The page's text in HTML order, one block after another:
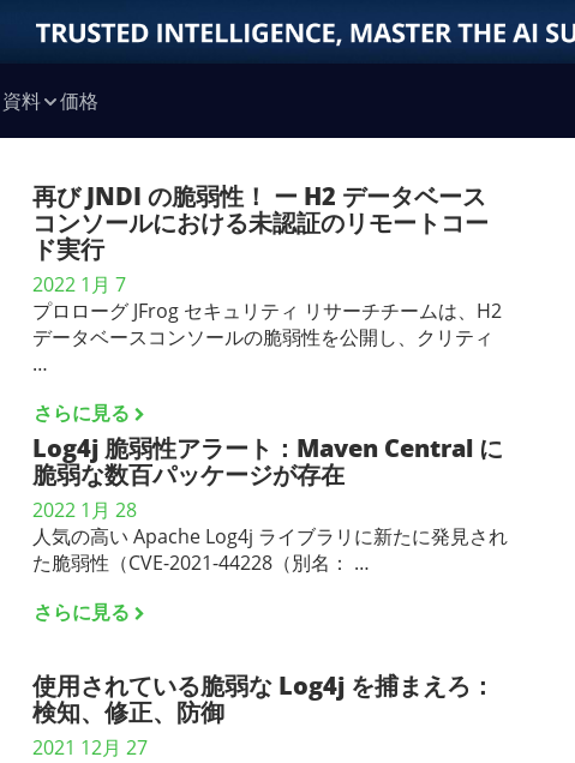
資料 価格
再び JNDI の脆弱性！ ー H2 データベース
コンソールにおける未認証のリモートコー
ド実行
2022 1月 7
プロローグ JFrog セキュリティ リサーチチームは、H2
データベースコンソールの脆弱性を公開し、クリティ
…
さらに見る
Log4j 脆弱性アラート：Maven Central に
脆弱な数百パッケージが存在
2022 1月 28
人気の高い Apache Log4j ライブラリに新たに発見され
た脆弱性（CVE-2021-44228（別名： …
さらに見る
使用されている脆弱な Log4j を捕まえろ：
検知、修正、防御
2021 12月 27